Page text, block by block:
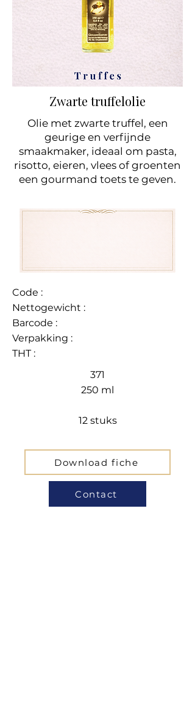
Zwarte truffelolie
Olie met zwarte truffel, een
geurige en verfijnde
smaakmaker, ideaal om pasta,
risotto, eieren, vlees of groenten
een gourmand toets te geven.
Code :
Nettogewicht :
Barcode :
Verpakking :
THT :
371
250 ml
12 stuks
Download fiche
Contact